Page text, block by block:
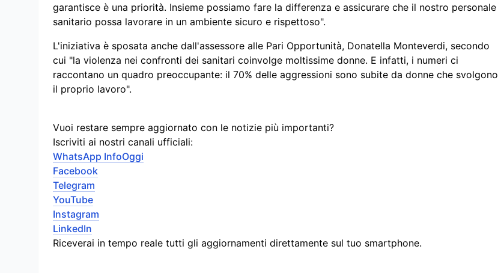
garantisce è una priorità. Insieme possiamo fare la differenza e assicurare che il nostro personale
sanitario possa lavorare in un ambiente sicuro e rispettoso".
L'iniziativa è sposata anche dall'assessore alle Pari Opportunità, Donatella Monteverdi, secondo
cui "la violenza nei confronti dei sanitari coinvolge moltissime donne. E infatti, i numeri ci
raccontano un quadro preoccupante: il 70% delle aggressioni sono subite da donne che svolgono
il proprio lavoro".
Vuoi restare sempre aggiornato con le notizie più importanti?
Iscriviti ai nostri canali ufficiali:
WhatsApp InfoOggi
Facebook
Telegram
YouTube
Instagram
LinkedIn
Riceverai in tempo reale tutti gli aggiornamenti direttamente sul tuo smartphone.